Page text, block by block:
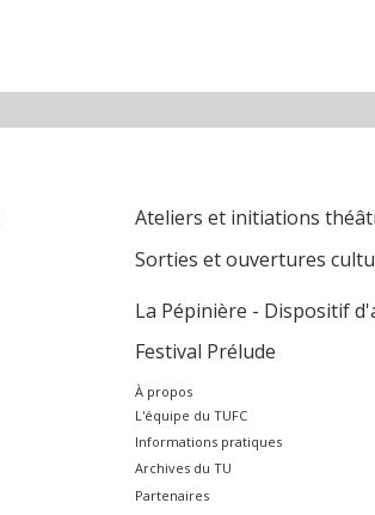
Ateliers et initiations
Sorties et ouvertures
La Pépinière - Dispositif
Festival Prélude
À propos
L'équipe du TUFC
Informations pratiques
Archives du TU
Partenaires